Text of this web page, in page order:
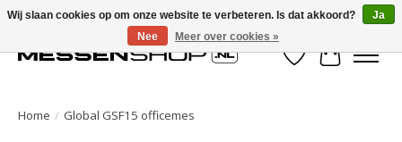
Verlanglijst
Home / Global GSF15 officemes
Wij slaan cookies op om onze website te verbeteren. Is dat akkoord?
Ja
Nee
Meer over cookies »